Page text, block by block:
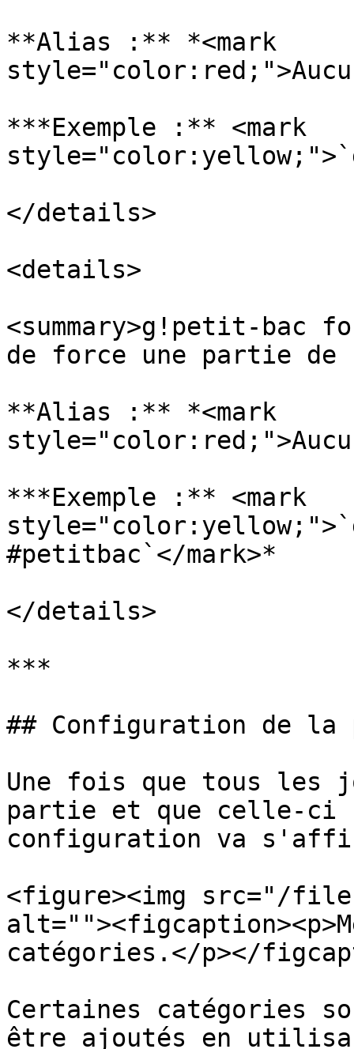
**Alias :** *<mark
***Exemple :** <mark
</details>
<details>
<summary>g!petit-bac
de force une partie de
**Alias :** *<mark
***Exemple :** <mark
#petitbac`</mark>*
</details>
***
## Configuration de la
Une fois que tous les
partie et que celle-ci
configuration va
<figure><img src="/files/
catégories.</p></
Certaines catégories
être ajoutés en